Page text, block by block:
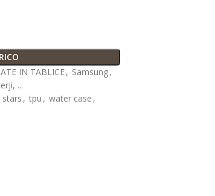
IN TABLICE, Samsung,
...
stars , tpu , water case ,